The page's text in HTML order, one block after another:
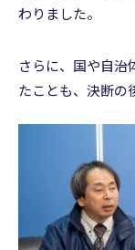
わりました。
さらに、国や自治
たことも、決断の